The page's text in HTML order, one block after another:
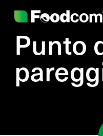
Punto